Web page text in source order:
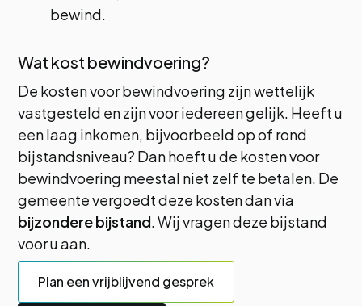
bewind.
Wat kost bewindvoering?
De kosten voor bewindvoering zijn wettelijk
vastgesteld en zijn voor iedereen gelijk. Heeft u
een laag inkomen, bijvoorbeeld op of rond
bijstandsniveau? Dan hoeft u de kosten voor
bewindvoering meestal niet zelf te betalen. De
gemeente vergoedt deze kosten dan via
bijzondere bijstand. Wij vragen deze bijstand
voor u aan.
Plan een vrijblijvend gesprek